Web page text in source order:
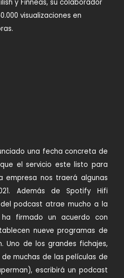
y Finneas, su colaborador
visualizaciones en
una fecha concreta de
el servicio este listo para
empresa nos traerá algunas
Además de Spotify Hifi
podcast atrae mucho a la
firmado un acuerdo con
nueve programas de
Uno de los grandes fichajes,
muchas de las películas de
escribirá un podcast